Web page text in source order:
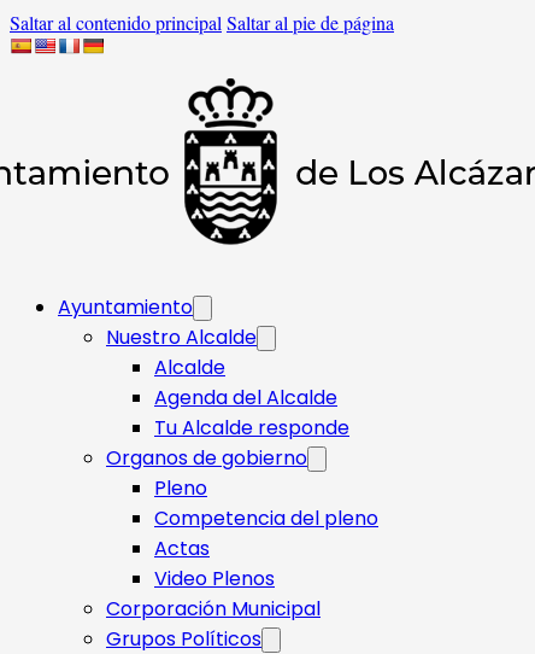
Saltar al contenido principal Saltar al pie de página
Ayuntamiento
Nuestro Alcalde
Alcalde
Agenda del Alcalde
Tu Alcalde responde​
Organos de gobierno
Pleno
Competencia del pleno
Actas
Video Plenos
Corporación Municipal
Grupos Políticos